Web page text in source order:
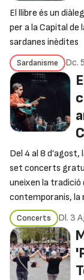
El llibre és un
per a la Capital de
sardanes inèdites
Sardanisme Dc.
Del 4 al 8
set concerts
uneixen la tradició
contemporanis, la
Concerts Dl. 3